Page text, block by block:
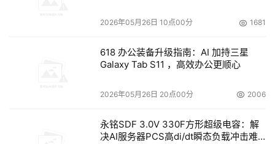
面向对象的数据库就意味着要抛弃或替换以前的产品。来自
Versant的Greene承认：“必须重写应用。” 这就是说Java
最后，是否转移到面向对象的数据库还需要考虑诸多因
2026年05月26日 10点00分 1681
618 办公装备升级指南：AI 加持三星
Galaxy Tab S11 ，高效办公更顺心
2026年05月26日 20点00分 2006
永铭SDF 3.0V 330F方形超级电容：解
决AI服务器PCS高di/dt瞬态负载冲击难